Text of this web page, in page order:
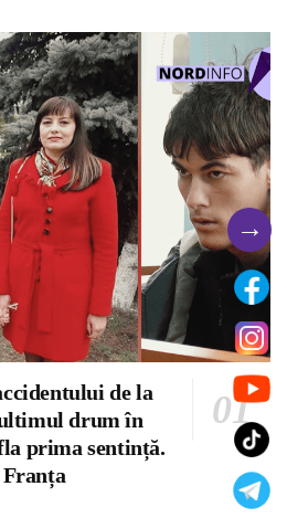
de la
drum în
prima sentință.
→